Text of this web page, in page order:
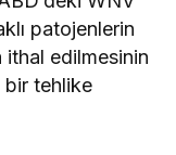
patojenlerin
ithal edilmesinin
bir tehlike